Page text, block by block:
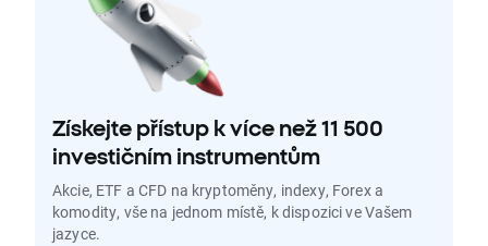
Získejte přístup k více než 11 500
investičním instrumentům
Akcie, ETF a CFD na kryptoměny, indexy, Forex a
komodity, vše na jednom místě, k dispozici ve Vašem
jazyce.